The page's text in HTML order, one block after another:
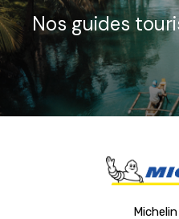
Nos guides